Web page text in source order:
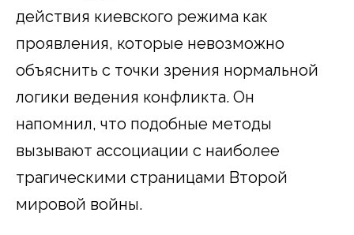
действия киевского режима как
проявления, которые невозможно
объяснить с точки зрения нормальной
логики ведения конфликта. Он
напомнил, что подобные методы
вызывают ассоциации с наиболее
трагическими страницами Второй
мировой войны.